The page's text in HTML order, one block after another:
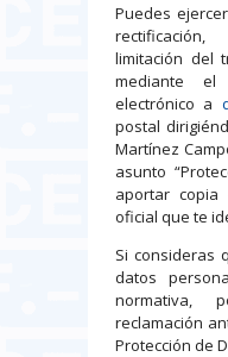
Puedes
limitación del
mediante
electrónico a
postal
Martínez
asunto
aportar
oficial que te
Si consideras
datos
normativa,
reclamación
Protección de